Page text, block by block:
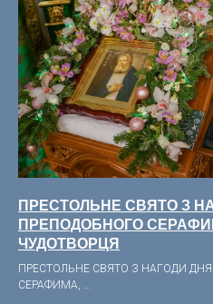
ПРЕСТОЛЬНЕ СВЯТО З
ПРЕПОДОБНОГО
ЧУДОТВОРЦЯ
ПРЕСТОЛЬНЕ СВЯТО З НАГОДИ
СЕРАФИМА, ...